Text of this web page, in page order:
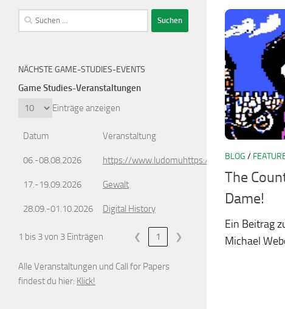
BLOG /
The
Dame!
Ein Beitrag
Michael
Suchen
nach:
NÄCHSTE GAME-STUDIES-EVENTS
Game Studies-Veranstaltungen
Einträge anzeigen
Datum Veranstaltung
06.-08.08.2026 https://www.ludomuhttps://
17.-19.09.2026 Gewalt
28.09.-01.10.2026 Digital History
1 bis 3 von 3 Einträgen ❮ 1 ❯
Alle Veranstaltungen und Call for Papers
findest du hier: Klick!